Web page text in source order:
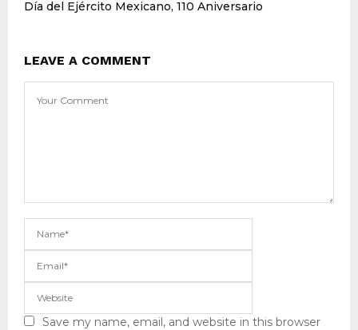
Día del Ejército Mexicano, 110 Aniversario
LEAVE A COMMENT
Save my name, email, and website in this browser